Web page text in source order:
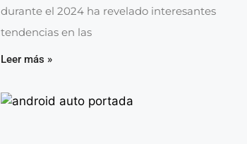
durante el 2024 ha revelado interesantes
tendencias en las
Leer más »